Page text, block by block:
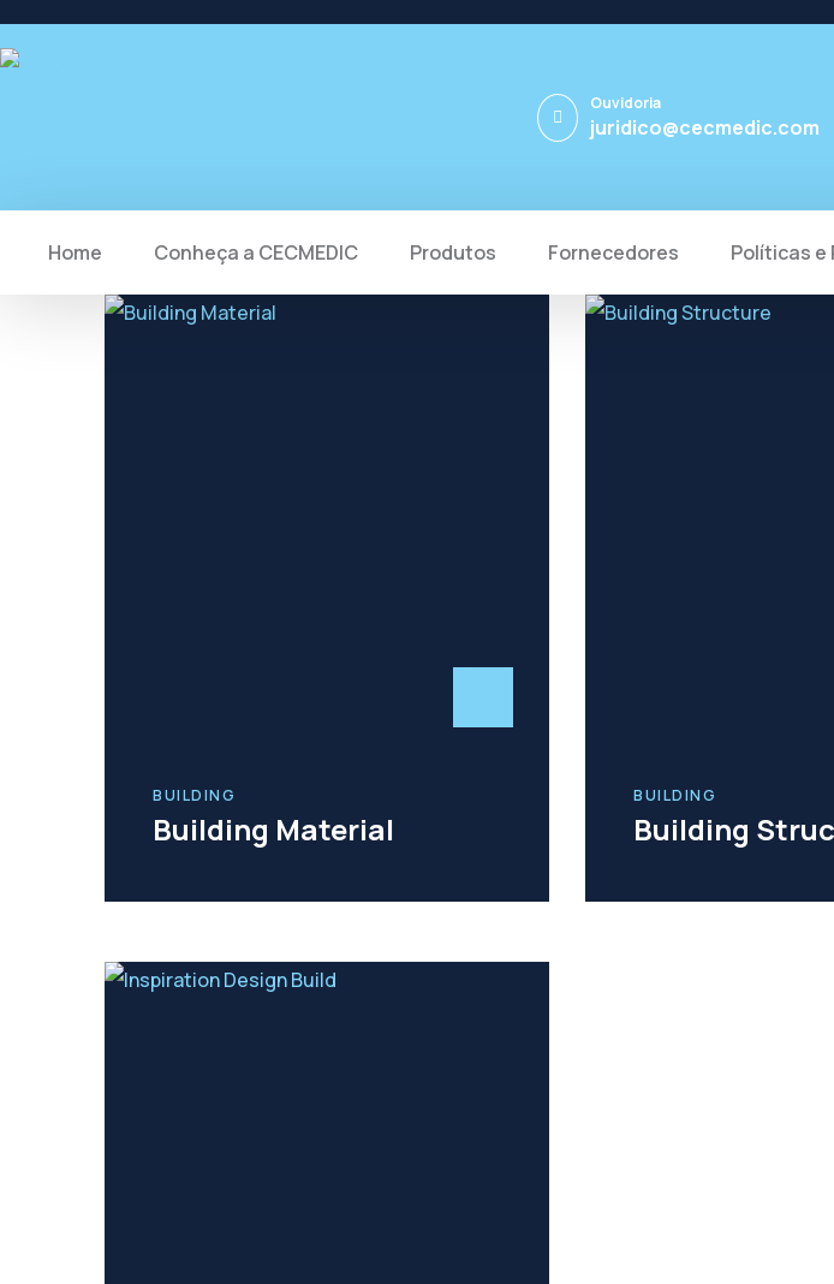
Ouvidoria
juridico@cecmedic.com
Home Conheça a CECMEDIC Produtos Fornecedores Políticas e
BUILDING
Building Material
BUILDING
Building